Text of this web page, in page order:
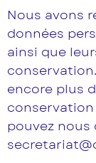
Nous avons
données
ainsi que
encore plus
pouvez nous